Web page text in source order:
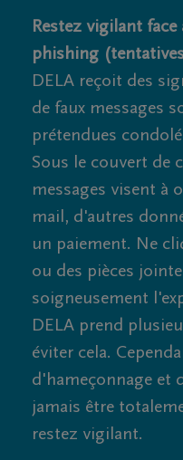
Restez vigilant face
phishing
DELA reçoit des
de faux messages
prétendues
Sous le couvert de
messages visent à
mail, d'autres
un paiement. Ne
ou des pièces
soigneusement
DELA prend
éviter cela.
d'hameçonnage et
jamais être
restez vigilant.